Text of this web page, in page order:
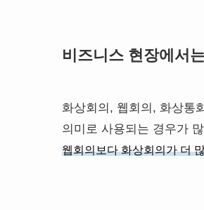
비즈니스 현장에서
화상회의, 웹회의, 화상통
의미로 사용되는 경우가
웹회의보다 화상회의가 더